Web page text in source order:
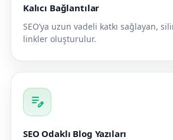
Kalıcı Bağlantılar
SEO’ya uzun vadeli katkı sağlayan,
linkler oluşturulur.
edit_note
SEO Odaklı Blog Yazıları